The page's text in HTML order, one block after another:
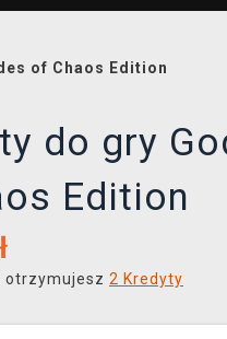
of Chaos Edition
do gry
Edition
otrzymujesz 2 Kredyty